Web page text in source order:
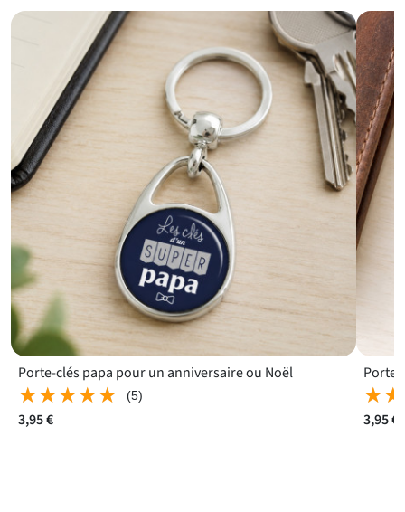
Porte-clés papa pour un anniversaire ou Noël
★★★★★
★★★★★ (5)
3,95 € 3,95 €